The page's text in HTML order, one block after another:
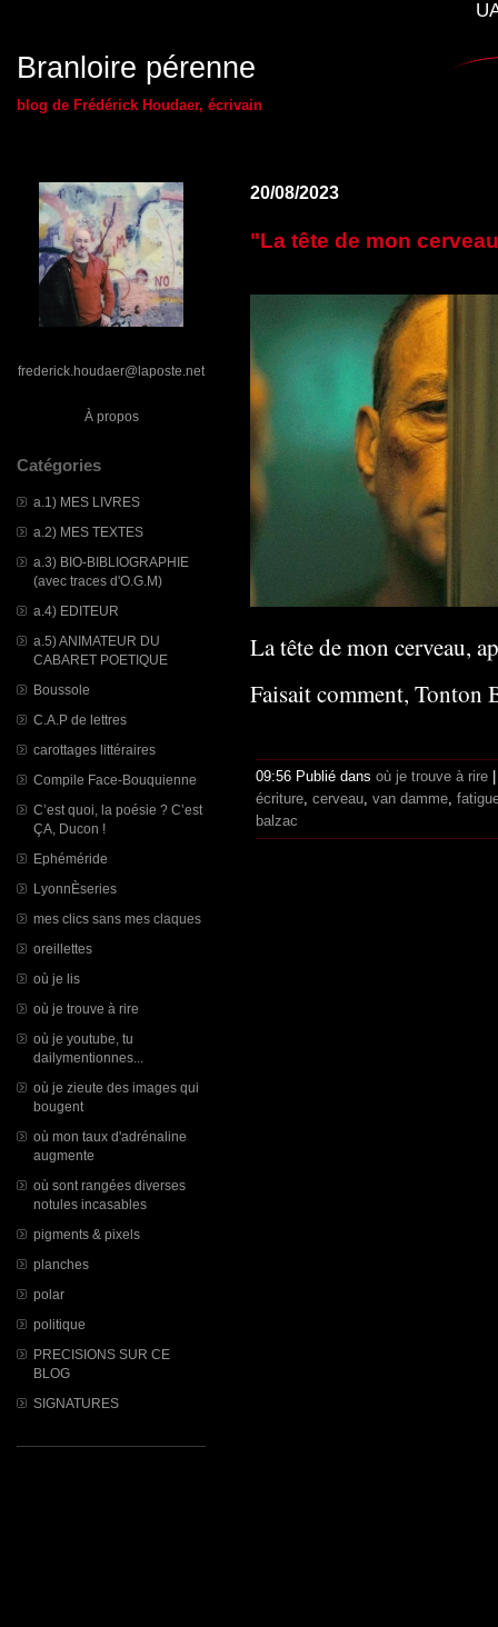
Branloire pérenne
blog de Frédérick Houdaer, écrivain
frederick.houdaer@laposte.net
À propos
Catégories
a.1) MES LIVRES
a.2) MES TEXTES
a.3) BIO-BIBLIOGRAPHIE
(avec traces d'O.G.M)
a.4) EDITEUR
a.5) ANIMATEUR DU
CABARET POETIQUE
Boussole
C.A.P de lettres
carottages littéraires
Compile Face-Bouquienne
C’est quoi, la poésie ? C’est
ÇA, Ducon !
Ephéméride
LyonnÈseries
mes clics sans mes claques
oreillettes
où je lis
où je trouve à rire
où je youtube, tu
dailymentionnes...
où je zieute des images qui
bougent
où mon taux d'adrénaline
augmente
où sont rangées diverses
notules incasables
pigments & pixels
planches
polar
politique
PRECISIONS SUR CE
BLOG
SIGNATURES
20/08/2023
"La tête de mon
La tête de mon cerveau,
Faisait comment, Tonton
09:56 Publié dans où je trouve à rire
écriture, cerveau, van damme,
balzac